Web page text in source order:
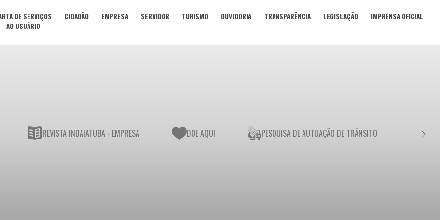
DE SERVIÇOS
AO USUÁRIO
CIDADÃO EMPRESA SERVIDOR TURISMO OUVIDORIA TRANSPARÊNCIA LEGISLAÇÃO IMPRENSA OFICIAL
REVISTA INDAIATUBA - EMPRESA DOE AQUI PESQUISA DE AUTUAÇÃO DE TRÂNSITO